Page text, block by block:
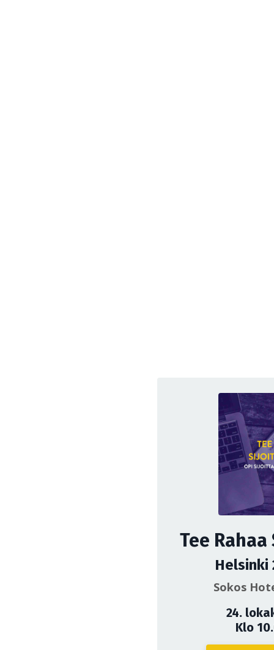
Tee
Helsinki
Sokos
24.
Klo